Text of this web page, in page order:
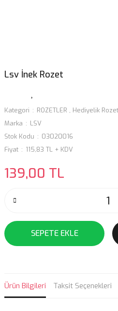
Lsv İnek Rozet
Kategori ROZETLER , Hediyelik
Marka
LSV
Stok Kodu
03020016
Fiyat
115,83 TL + KDV
139,00 TL
SEPETE EKLE
Ürün Bilgileri Taksit Seçenekleri